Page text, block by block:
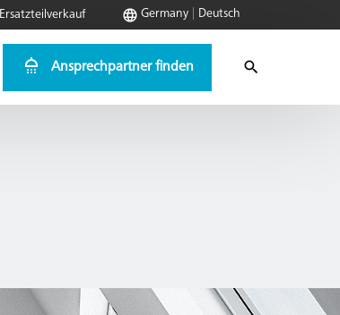
Ersatzteilverkauf Germany Deutsch
Ansprechpartner finden